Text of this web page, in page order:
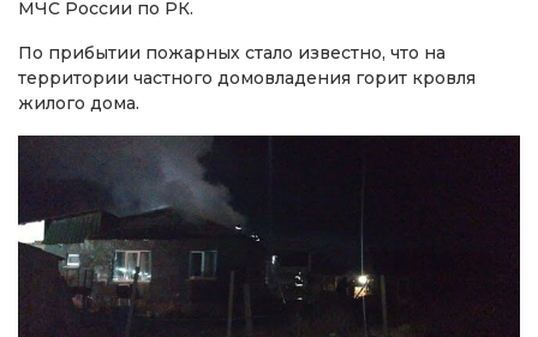
МЧС России по РК.
По прибытии пожарных стало известно, что на
территории частного домовладения горит кровля
жилого дома.